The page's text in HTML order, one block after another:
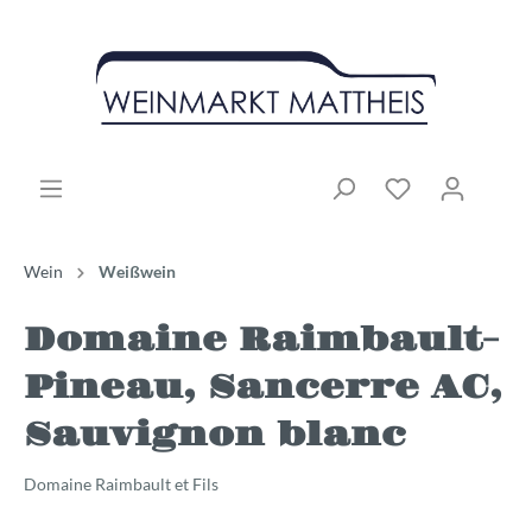
Wein Weißwein
Domaine Raimbault-
Pineau, Sancerre AC,
Sauvignon blanc
Domaine Raimbault et Fils